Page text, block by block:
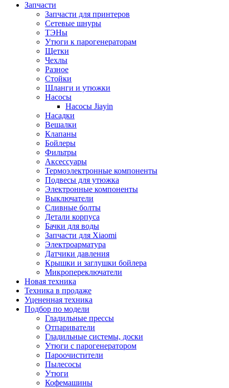
Запчасти
Запчасти для принтеров
Сетевые шнуры
ТЭНы
Утюги к парогенераторам
Щетки
Чехлы
Разное
Стойки
Шланги и утюжки
Насосы
Насосы Jiayin
Насадки
Вешалки
Клапаны
Бойлеры
Фильтры
Аксессуары
Термоэлектронные компоненты
Подвесы для утюжка
Электронные компоненты
Выключатели
Сливные болты
Детали корпуса
Бачки для воды
Запчасти для Xiaomi
Электроарматура
Датчики давления
Крышки и заглушки бойлера
Микропереключатели
Новая техника
Техника в продаже
Уцененная техника
Подбор по модели
Гладильные прессы
Отпариватели
Гладильные системы, доски
Утюги с парогенератором
Пароочистители
Пылесосы
Утюги
Кофемашины